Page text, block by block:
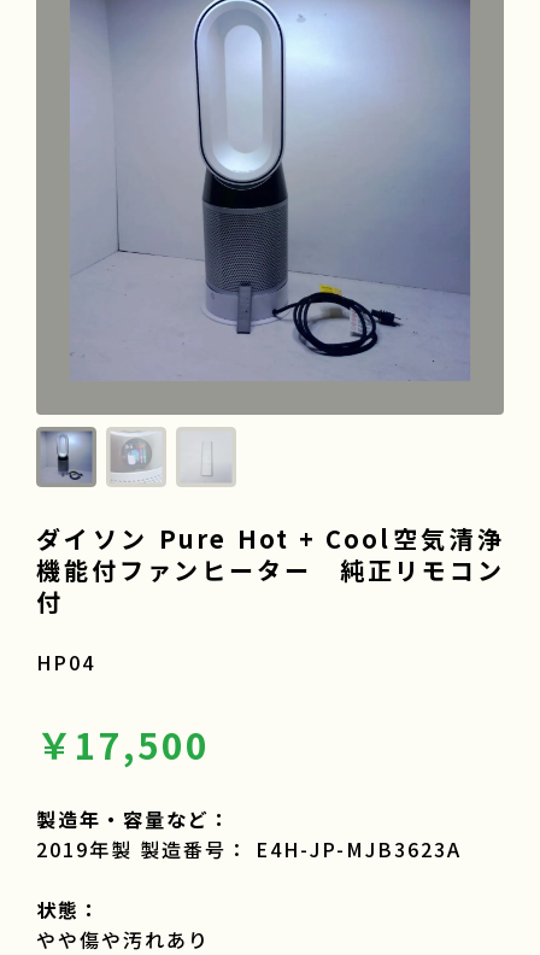
ダイソン Pure Hot + Cool空気清浄
機能付ファンヒーター 純正リモコン
付
HP04
￥17,500
製造年・容量など：
2019年製 製造番号： E4H-JP-MJB3623A
状態：
やや傷や汚れあり
お得な在庫商品
会社情報
採用情報